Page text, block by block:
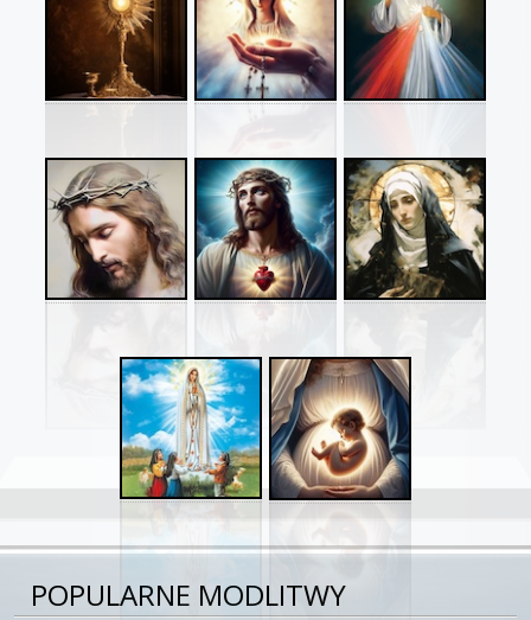
POPULARNE MODLITWY